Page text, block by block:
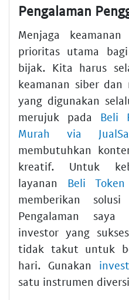
Pengalaman
Menjaga
prioritas utama
bijak. Kita harus
keamanan siber dan
yang digunakan
merujuk pada Beli
Murah via
membutuhkan
kreatif. Untuk
layanan Beli
memberikan
Pengalaman saya
investor yang
tidak takut untuk
hari. Gunakan
satu instrumen